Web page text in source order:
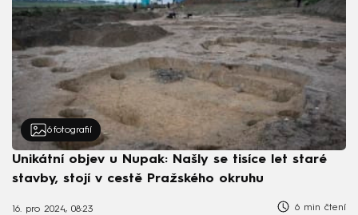
6 fotografií
Unikátní objev u Nupak: Našly se tisíce let staré
stavby, stojí v cestě Pražského okruhu
16. pro 2024, 08:23 6 min čtení